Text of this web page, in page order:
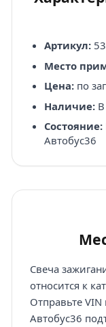
Артикул:
Место
Цена:по
Наличие:В
Состояние:
Автобус36
Свеча
относится к
Отправьте
Автобус36